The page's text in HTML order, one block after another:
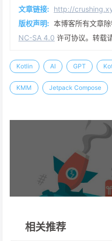
文章链接: http://
版权声明: 本博客所有文章
NC-SA 4.0 许可协议。转载
Kotlin AI GPT
KMM Jetpack Compose
相关推荐